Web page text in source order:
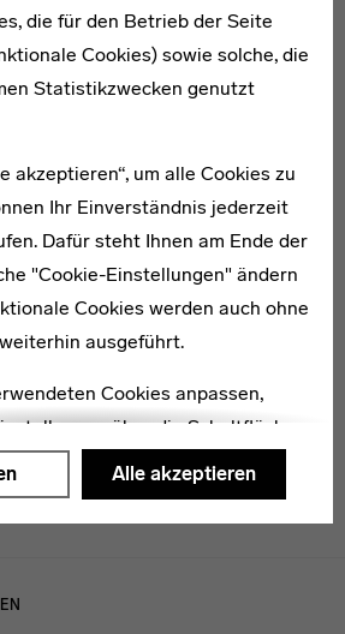
die für den Betrieb der Seite
Cookies) sowie solche, die
Statistikzwecken genutzt
akzeptieren“, um alle Cookies zu
Ihr Einverständnis jederzeit
Dafür steht Ihnen am Ende der
"Cookie-Einstellungen" ändern
Cookies werden auch ohne
ausgeführt.
Cookies anpassen,
über die Schaltfläche
Alle akzeptieren